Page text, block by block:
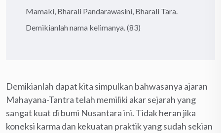
Mamaki, Bharali Pandarawasini, Bharali Tara.
Demikianlah nama kelimanya. (83)
Demikianlah dapat kita simpulkan bahwasanya ajaran
Mahayana-Tantra telah memiliki akar sejarah yang
sangat kuat di bumi Nusantara ini. Tidak heran jika
koneksi karma dan kekuatan praktik yang sudah sekian